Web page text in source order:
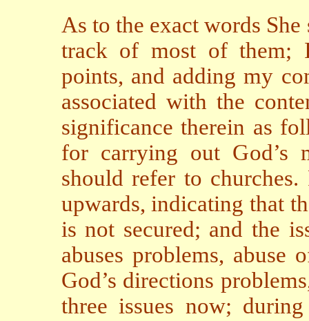
As to the exact words
track of most of them;
points, and adding my
associated with the
significance therein as
for carrying out God’s
should refer to
upwards, indicating that
is not secured; and the
abuses problems, abuse
God’s directions
three issues now;